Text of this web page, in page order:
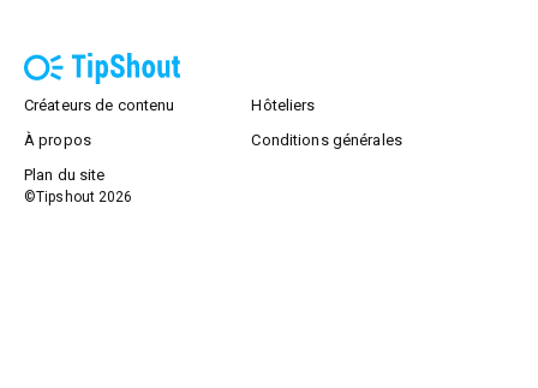
Créateurs de contenu
Hôteliers
À propos
Conditions générales
Plan du site
©Tipshout 2026